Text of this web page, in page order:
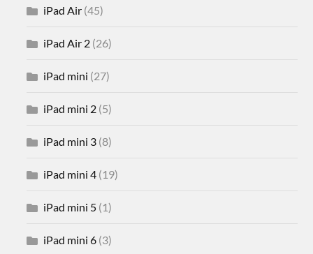
iPad Air (45)
iPad Air 2 (26)
iPad mini (27)
iPad mini 2 (5)
iPad mini 3 (8)
iPad mini 4 (19)
iPad mini 5 (1)
iPad mini 6 (3)